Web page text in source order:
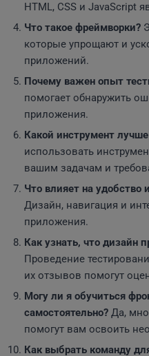
HTML, CSS и JavaScript
Что такое фреймворки?
которые упрощают и
приложений.
Почему важен опыт
помогает обнаружить
приложения.
Какой инструмент
использовать
вашим задачам и
Что влияет на удобство
Дизайн, навигация и
приложения.
Как узнать, что дизайн
Проведение
их отзывов помогут
Могу ли я обучиться
самостоятельно? Да,
помогут вам освоить
Как выбрать команду